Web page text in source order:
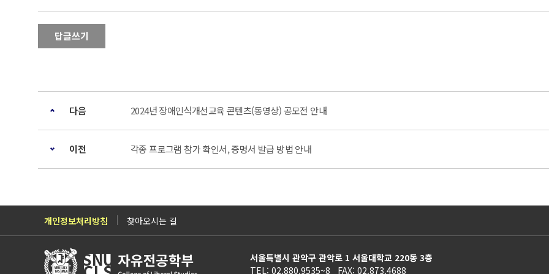
답글쓰기
다음 2024년 장애인식개선교육 콘텐츠(동영상) 공모전 안내
이전 각종 프로그램 참가 확인서, 증명서 발급 방법 안내
개인정보처리방침 찾아오시는 길
서울특별시 관악구 관악로 1 서울대학교 220동 3층
TEL: 02.880.9535~8 FAX: 02.873.4688